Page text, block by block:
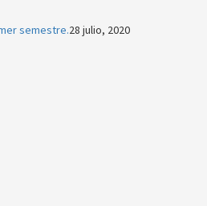
semestre.28 julio, 2020